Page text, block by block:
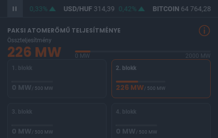
362,93 0,33% USD/HUF314,39 0,42% BITCOIN64 764,28
PAKSI ATOMERŐMŰ TELJESÍTMÉNYE
Összteljesítmény
226 MW 0 MW
2000 MW
1. blokk
0 MW/ 500 MW
2. blokk
226 MW/ 500 MW
3. blokk
0 MW/ 500 MW
4. blokk
0 MW/ 500 MW